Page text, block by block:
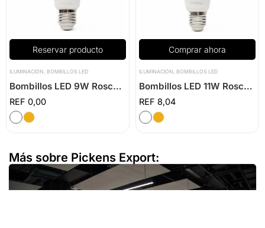
Reservar producto
ILUMINACIÓN , BOMBILLOS LED
Bombillos LED 9W Rosca E27
0,00
Comprar ahora
ILUMINACIÓN , BOMBILLOS LED
Bombillos LED 11W Rosca E27
8,04
Más sobre Pickens Export: